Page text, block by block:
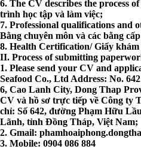
6. The CV describes the process
trình học tập và làm việc;
7. Professional qualifications and
Bằng chuyên môn và các bằng
8. Health Certification/ Giấy khám
II. Process of submitting
1. Please send your CV and
Seafood Co., Ltd Address: No.
6, Cao Lanh City, Dong Thap
CV và hồ sơ trực tiếp về Công ty
chỉ: Số 642, đường Phạm Hữu
Lãnh, tỉnh Đồng Tháp, Việt Nam;
2. Gmail:
3. Mobile: 0904 086 884